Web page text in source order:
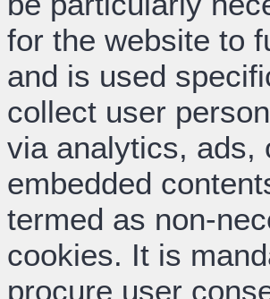
for the website to
and is used
collect user
via analytics, ads,
embedded
termed as non-
cookies. It is
procure user